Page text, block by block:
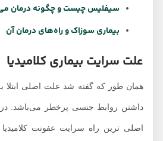
سیفلیس چیست و چگونه درمان می
بیماری سوزاک و راه‌های درمان آن
علت سرایت بیماری کلامیدیا
همان طور که گفته شد علت اصلی ابتلا به
داشتن روابط جنسی پرخطر می‌باشد. در
اصلی ترین راه سرایت عفونت کلامیدیا